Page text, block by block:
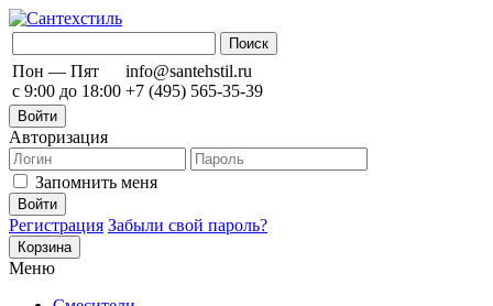
Пон — Пят
с 9:00 до 18:00
info@santehstil.ru
+7 (495) 565-35-39
Войти
Авторизация
Запомнить меня
Регистрация Забыли свой пароль?
Корзина
Меню